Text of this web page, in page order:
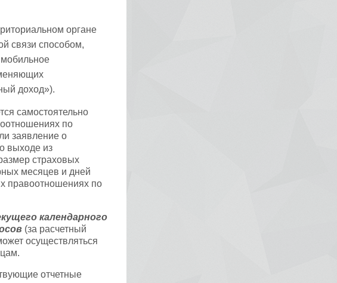
органе
связи способом,
доход»).
самостоятельно
по
заявление о
выходе из
страховых
месяцев и дней
правоотношениях по
календарного
(за расчетный
осуществляться
отчетные